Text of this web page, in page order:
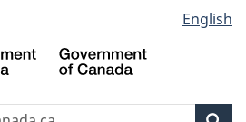
au
contenu
propos
la
HTML
English